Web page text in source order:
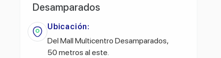
Desamparados
Ubicación:
Del Mall Multicentro Desamparados,
50 metros al este.